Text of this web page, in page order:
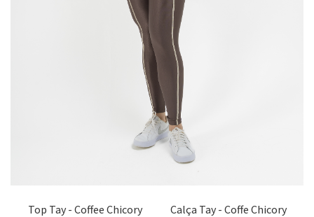
Top Tay - Coffee Chicory Calça Tay - Coffe Chicory